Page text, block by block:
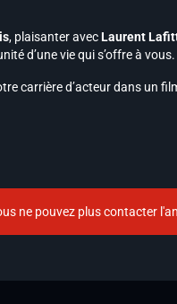
, plaisanter avecLaurent
d’une vie qui s’offre à vous.
carrière d’acteur dans un
ne pouvez plus contacter